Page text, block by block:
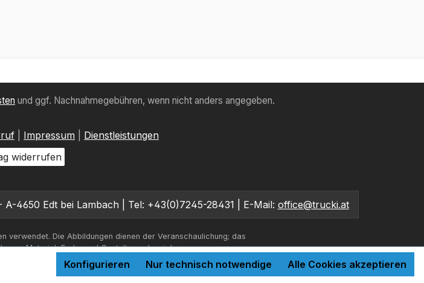
und ggf. Nachnahmegebühren, wenn nicht anders angegeben.
Impressum
Dienstleistungen
widerrufen
4650 Edt bei Lambach | Tel: +43(0)7245-28431 | E-Mail: office@trucki.at
verwendet. Die Abbildungen dienen der Veranschaulichung; das
Material, Farbe und Gestaltung abweichen.
Nur technisch notwendige
Konfigurieren Alle Cookies akzeptieren